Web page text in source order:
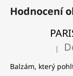
Hodnocení
|
Balzám, který